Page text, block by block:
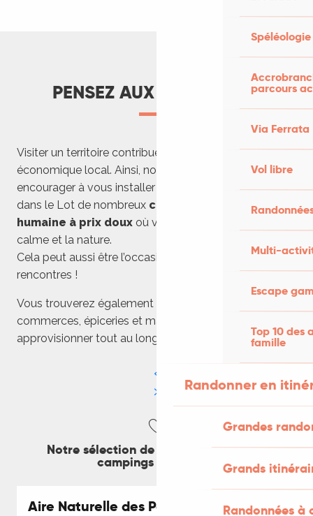
Spéléologie
parcours
Via Ferrata
Vol libre
Multi-
Escape
Top 10 des
famille
Randonner en
Grandes
Grands
Randonnées
PENSEZ AUX CAMPINGS !
Visiter un territoire contribue à faire vivre un tissu
économique local. Ainsi, nous ne pouvons que vous
encourager à vous installer dans des campings. Il y a
dans le Lot de nombreux campings à dimension
humaine à prix doux où vous pourrez apprécier le
calme et la nature.
Cela peut aussi être l’occasion de faire de belles
rencontres !
Vous trouverez également dans les villages des petits
commerces, épiceries et marchés pour vous
approvisionner tout au long de votre périple.
Notre sélection de petits campings et
campings à la ferme
Aire Naturelle des Pèlerins de Saint